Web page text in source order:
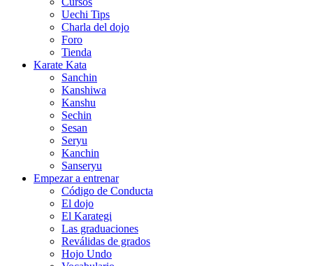
Uechi Tips
Charla del dojo
Foro
Tienda
Karate Kata
Sanchin
Kanshiwa
Kanshu
Sechin
Sesan
Seryu
Kanchin
Sanseryu
Empezar a entrenar
Código de Conducta
El dojo
El Karategi
Las graduaciones
Reválidas de grados
Hojo Undo